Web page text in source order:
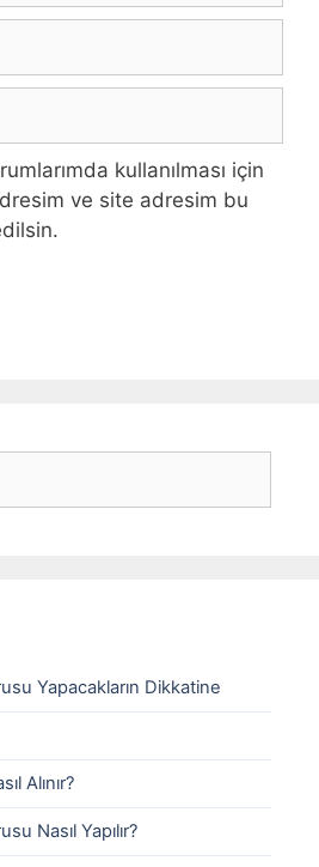
kullanılması için
ve site adresim bu
Yapacakların Dikkatine
Alınır?
Nasıl Yapılır?